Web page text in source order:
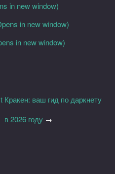
in new window)
in new window)
in new window)
Кракен: ваш гид по даркнету
в 2026 году →